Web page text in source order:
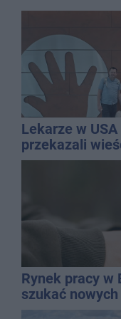
Lekarze w
przekazali
Rynek pracy w
szukać